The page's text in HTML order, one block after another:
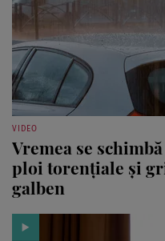
VIDEO
Vremea se
ploi torențiale și
galben